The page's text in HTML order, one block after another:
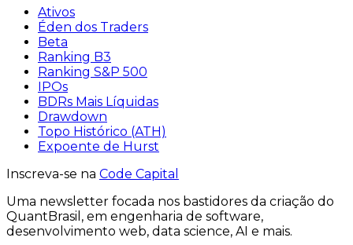
Ativos
Éden dos Traders
Beta
Ranking B3
Ranking S&P 500
IPOs
BDRs Mais Líquidas
Drawdown
Topo Histórico (ATH)
Expoente de Hurst
Inscreva-se na Code Capital
Uma newsletter focada nos bastidores da criação do
QuantBrasil , em engenharia de software,
desenvolvimento web, data science, AI e mais.